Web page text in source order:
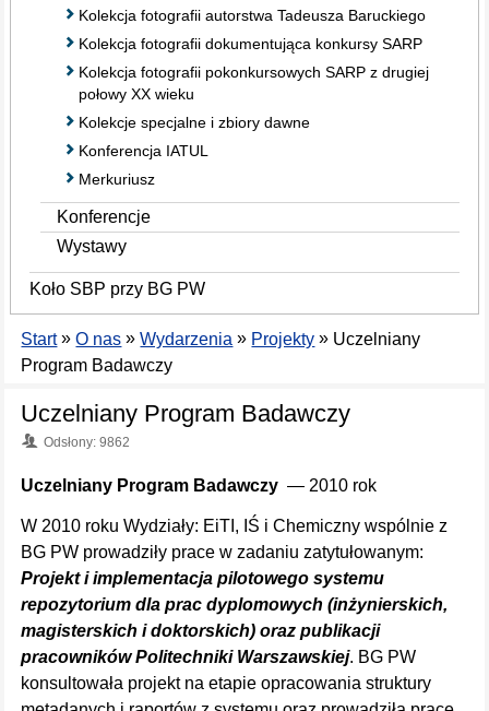
Kolekcja fotografii autorstwa Tadeusza Baruckiego
Kolekcja fotografii dokumentująca konkursy SARP
Kolekcja fotografii pokonkursowych SARP z drugiej
połowy XX wieku
Kolekcje specjalne i zbiory dawne
Konferencja IATUL
Merkuriusz
Konferencje
Wystawy
Koło SBP przy BG PW
Start»O nas »Wydarzenia » Projekty » Uczelniany
Program Badawczy
Uczelniany Program Badawczy
Odsłony: 9862
Uczelniany Program Badawczy — 2010 rok
W 2010 roku Wydziały: EiTI, IŚ i Chemiczny wspólnie z
BG PW prowadziły prace w zadaniu zatytułowanym:
Projekt i implementacja pilotowego systemu
repozytorium dla prac dyplomowych (inżynierskich,
magisterskich i doktorskich) oraz publikacji
pracowników Politechniki Warszawskiej. BG PW
konsultowała projekt na etapie opracowania struktury